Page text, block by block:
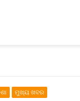
ମୁଖ୍ୟ ଖବର